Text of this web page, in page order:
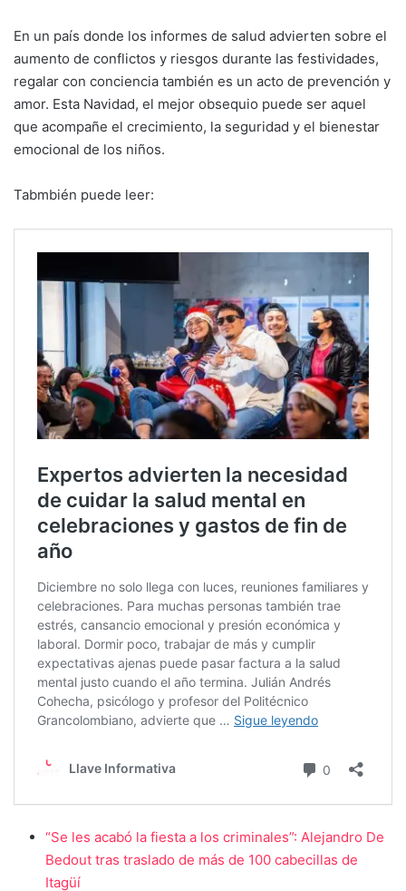
En un país donde los informes de salud advierten sobre el
aumento de conflictos y riesgos durante las festividades,
regalar con conciencia también es un acto de prevención y
amor. Esta Navidad, el mejor obsequio puede ser aquel
que acompañe el crecimiento, la seguridad y el bienestar
emocional de los niños.
Tabmbién puede leer:
“Se les acabó la fiesta a los criminales”: Alejandro De
Bedout tras traslado de más de 100 cabecillas de
Itagüí